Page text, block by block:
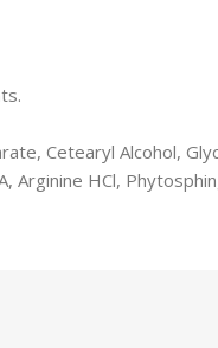
Cetearyl Alcohol,
Arginine HCl,